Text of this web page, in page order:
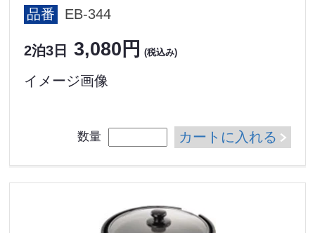
品番 EB-344
2泊3日 3,080円 (税込み)
イメージ画像
数量 カートに入れる